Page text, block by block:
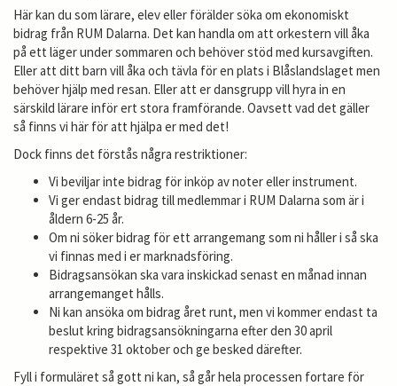
Här kan du som lärare, elev eller förälder söka om ekonomiskt
bidrag från RUM Dalarna. Det kan handla om att orkestern vill åka
på ett läger under sommaren och behöver stöd med kursavgiften.
Eller att ditt barn vill åka och tävla för en plats i Blåslandslaget men
behöver hjälp med resan. Eller att er dansgrupp vill hyra in en
särskild lärare inför ert stora framförande. Oavsett vad det gäller
så finns vi här för att hjälpa er med det!
Dock finns det förstås några restriktioner:
Vi beviljar inte bidrag för inköp av noter eller instrument.
Vi ger endast bidrag till medlemmar i RUM Dalarna som är i
åldern 6-25 år.
Om ni söker bidrag för ett arrangemang som ni håller i så ska
vi finnas med i er marknadsföring.
Bidragsansökan ska vara inskickad senast en månad innan
arrangemanget hålls.
Ni kan ansöka om bidrag året runt, men vi kommer endast ta
beslut kring bidragsansökningarna efter den 30 april
respektive 31 oktober och ge besked därefter.
Fyll i formuläret så gott ni kan, så går hela processen fortare för